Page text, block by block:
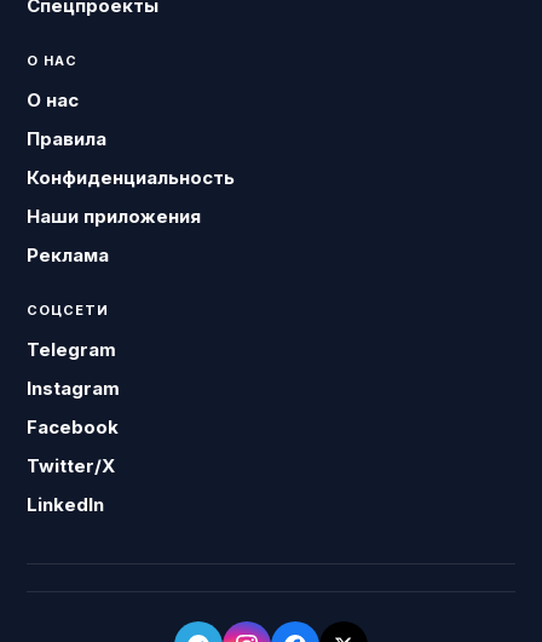
Спецпроекты
О НАС
О нас
Правила
Конфиденциальность
Наши приложения
Реклама
СОЦСЕТИ
Telegram
Instagram
Facebook
Twitter/X
LinkedIn